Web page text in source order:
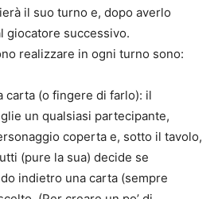
il suo turno e, dopo averlo
giocatore successivo.
realizzare in ogni turno sono:
carta (o fingere di farlo): il
un qualsiasi partecipante,
coperta e, sotto il tavolo,
(pure la sua) decide se
indietro una carta (sempre